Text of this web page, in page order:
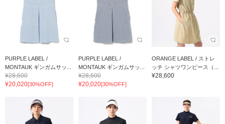
PURPLE LABEL /
MONTAUK ギンガムサッ...
¥28,600
¥20,020[30%OFF]
PURPLE LABEL /
MONTAUK ギンガムサッ...
¥28,600
¥20,020[30%OFF]
ORANGE LABEL / ストレ
ッチ シャツワンピース（...
¥28,600